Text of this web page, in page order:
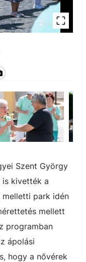
Szent György
is kivették a
melletti park idén
mellett
programban
ápolási
hogy a nővérek